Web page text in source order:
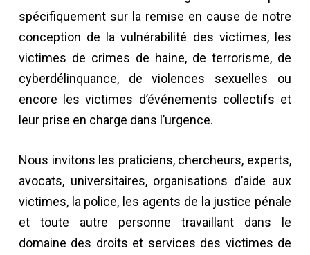
spécifiquement sur la remise en cause de notre
conception de la vulnérabilité des victimes, les
victimes de crimes de haine, de terrorisme, de
cyberdélinquance, de violences sexuelles ou
encore les victimes d’événements collectifs et
leur prise en charge dans l’urgence.
Nous invitons les praticiens, chercheurs, experts,
avocats, universitaires, organisations d’aide aux
victimes, la police, les agents de la justice pénale
et toute autre personne travaillant dans le
domaine des droits et services des victimes de